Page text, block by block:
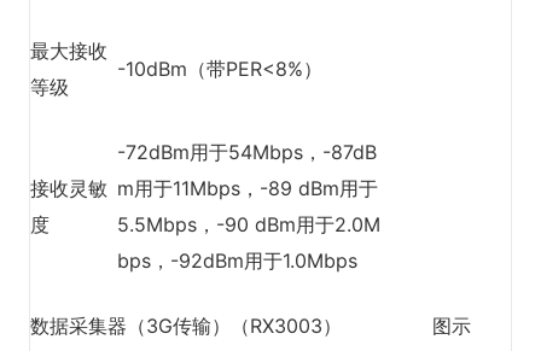
最大接收
等级
-10dBm（带PER<8%）
接收灵敏
度
-72dBm用于54Mbps，-87dB
m用于11Mbps，-89 dBm用于
5.5Mbps，-90 dBm用于2.0M
bps，-92dBm用于1.0Mbps
数据采集器（3G传输）（RX3003） 图示